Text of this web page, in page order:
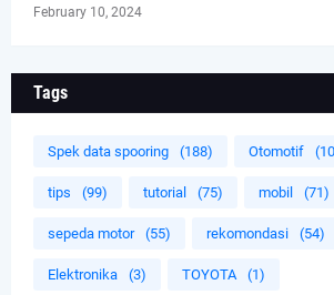
February 10, 2024
Tags
Spek data spooring (188) Otomotif
tips (99) tutorial (75) mobil (71)
sepeda motor (55) rekomondasi (54)
Elektronika (3) TOYOTA (1)